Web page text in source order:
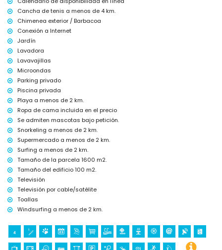
Cancha de tenis a menos de 4 km.
Chimenea exterior / Barbacoa
Conexión a Internet
Jardín
Lavadora
Lavavajillas
Microondas
Parking privado
Piscina privada
Playa a menos de 2 km.
Ropa de cama incluida en el precio
Se admiten mascotas bajo petición.
Snorkeling a menos de 2 km.
Supermercado a menos de 2 km.
Surfing a menos de 2 km.
Tamaño de la parcela 1600 m2.
Tamaño del edificio 100 m2.
Televisión
Televisión por cable/satélite
Toallas
Windsurfing a menos de 2 km.